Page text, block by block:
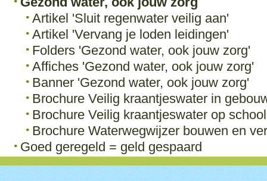
Artikel 'Sluit regenwater veilig aan'
Artikel 'Vervang je loden leidingen'
Folders 'Gezond water, ook jouw zorg'
Affiches 'Gezond water, ook jouw zorg'
Banner 'Gezond water, ook jouw zorg'
Brochure Veilig kraantjeswater in
Brochure Veilig kraantjeswater op school
Brochure Waterwegwijzer bouwen en
Goed geregeld = geld gespaard